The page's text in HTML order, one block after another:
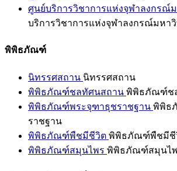
ศูนย์บริการวิชาการแห่งจุฬาลงกรณ์
บริการวิชาการแห่งจุฬาลงกรณ์มหา
พิพิธภัณฑ์
นิทรรศสถาน นิทรรศสถาน
พิพิธภัณฑ์ชลทัศนสถาน พิพิธภัณฑ์ช
พิพิธภัณฑ์พระจุฑาธุชราชฐาน พิพิธ
ราชฐาน
พิพิธภัณฑ์พืชมีชีวิต พิพิธภัณฑ์พืชมีชี
พิพิธภัณฑ์สมุนไพร พิพิธภัณฑ์สมุนไ